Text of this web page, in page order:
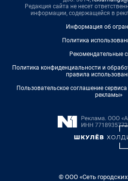
Редакция сайта не несет
информации, содержащейся в
Информация об
Политика
Рекомендательные
Политика конфиденциальности и
правила
Пользовательское соглашение
рекламы»
© ООО «Сеть городских